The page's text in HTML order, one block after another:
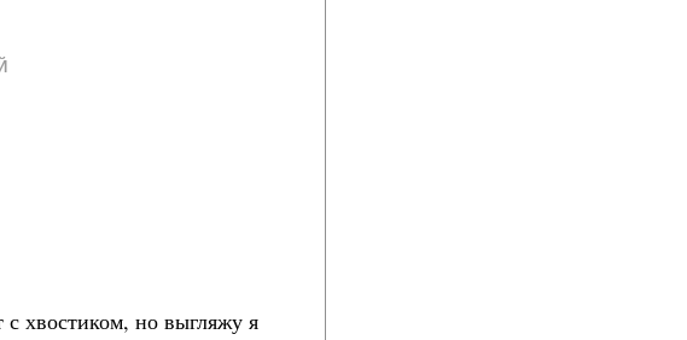
хвостиком, но выгляжу я